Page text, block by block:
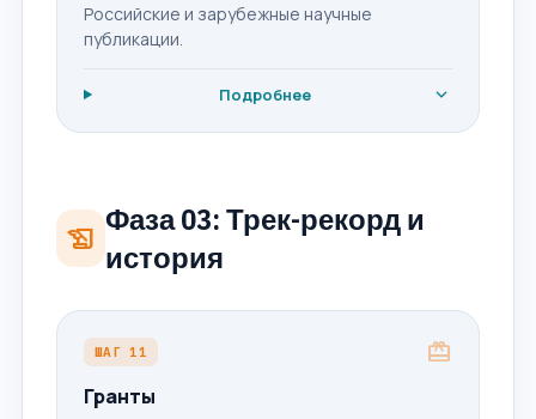
Российские и зарубежные научные
публикации.
Подробнее expand_more
history_edu Фаза 03: Трек-рекорд и
история
ШАГ 11 card_giftcard
Гранты